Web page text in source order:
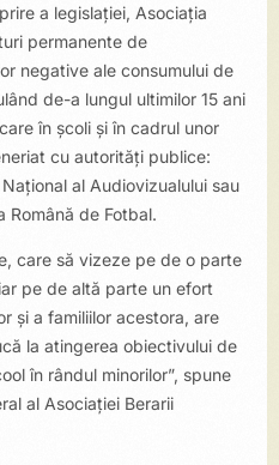
a legislației, Asociația
permanente de
negative ale consumului de
de-a lungul ultimilor 15 ani
în școli și în cadrul unor
cu autorități publice:
al Audiovizualului sau
Română de Fotbal.
care să vizeze pe de o parte
pe de altă parte un efort
și a familiilor acestora, are
la atingerea obiectivului de
în rândul minorilor”, spune
al Asociației Berarii